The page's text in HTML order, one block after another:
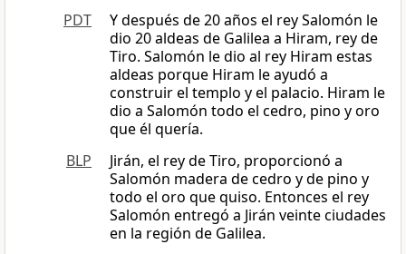
PDT
Y después de 20 años el rey Salomón le
dio 20 aldeas de Galilea a Hiram, rey de
Tiro. Salomón le dio al rey Hiram estas
aldeas porque Hiram le ayudó a
construir el templo y el palacio. Hiram le
dio a Salomón todo el cedro, pino y oro
que él quería.
BLP
Jirán, el rey de Tiro, proporcionó a
Salomón madera de cedro y de pino y
todo el oro que quiso. Entonces el rey
Salomón entregó a Jirán veinte ciudades
en la región de Galilea.